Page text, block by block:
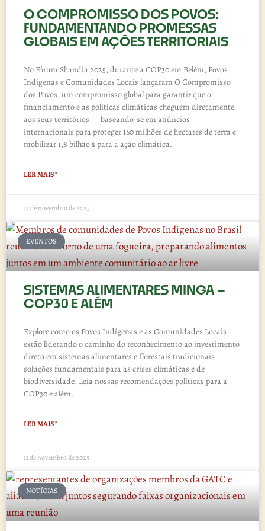
O COMPROMISSO DOS POVOS:
FUNDAMENTANDO PROMESSAS
GLOBAIS EM AÇÕES TERRITORIAIS
No Fórum Shandia 2025, durante a COP30 em Belém, Povos
Indígenas e Comunidades Locais lançaram O Compromisso
dos Povos, um compromisso global para garantir que o
financiamento e as políticas climáticas cheguem diretamente
aos seus territórios — baseando-se em anúncios
internacionais para proteger 160 milhões de hectares de terra e
mobilizar 1,8 bilhão $ para a ação climática.
LER MAIS "
17 de novembro de 2025
EVENTOS
SISTEMAS ALIMENTARES MINGA –
COP30 E ALÉM
Explore como os Povos Indígenas e as Comunidades Locais
estão liderando o caminho do reconhecimento ao investimento
direto em sistemas alimentares e florestais tradicionais—
soluções fundamentais para as crises climáticas e de
biodiversidade. Leia nossas recomendações políticas para a
COP30 e além.
LER MAIS "
11 de novembro de 2025
NOTÍCIAS